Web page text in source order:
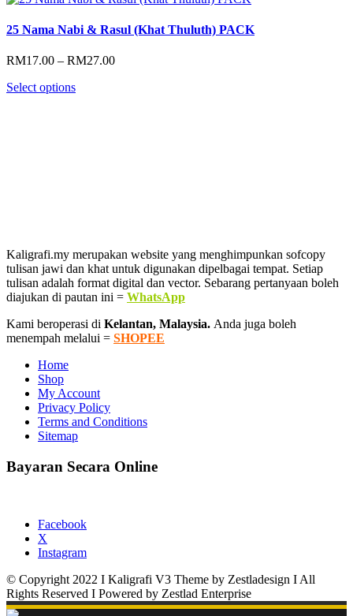
25 Nama Nabi & Rasul (Khat Thuluth) PACK
RM17.00 – RM27.00Price
Select options
Kaligrafi.my merupakan website yang menghimpunkan sofcopy
tulisan jawi dan khat untuk digunakan dipelbagai tempat. Setiap
tulisan adalah format digital dan vector. Sebarang pertanyaan boleh
diajukan di pautan ini = WhatsApp
Kami beroperasi di Kelantan, Malaysia. Anda juga boleh
menempah melalui = SHOPEE
Home
Shop
My Account
Privacy Policy
Terms and Conditions
Sitemap
Bayaran Secara Online
Facebook
X
Instagram
© Copyright 2022 I Kaligrafi V3 Theme by Zestladesign I All
Rights Reserved I Powered by Zestlad Enterprise